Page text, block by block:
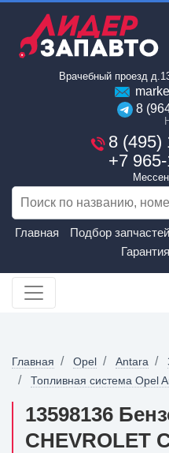
Врачебный проезд
8
8 (495)
+7
Главная Подбор запчастей
Гарантия
Главная Opel Antara
Топливная система Opel
13598136
CHEVROLET